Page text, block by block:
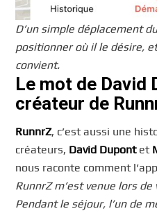
D’un simple déplacement
positionner où il le désire,
convient.
Le mot de David
créateur de
RunnrZ, c’est aussi une
créateurs, David Dupontet
nous raconte comment
RunnrZ m’est venue lors
Pendant le séjour, l’un de